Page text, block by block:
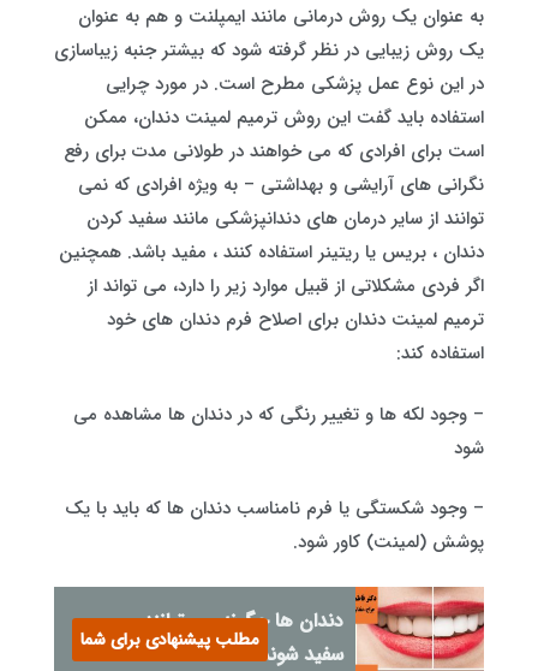
به عنوان یک روش درمانی مانند ایمپلنت و هم به عنوان
یک روش زیبایی در نظر گرفته شود که بیشتر جنبه زیباسازی
در این نوع عمل پزشکی مطرح است. در مورد چرایی
استفاده باید گفت این روش ترمیم لمینت دندان، ممکن
است برای افرادی که می خواهند در طولانی مدت برای رفع
نگرانی های آرایشی و بهداشتی – به ویژه افرادی که نمی
توانند از سایر درمان های دندانپزشکی مانند سفید کردن
دندان ، بریس یا ریتینر استفاده کنند ، مفید باشد. همچنین
اگر فردی مشکلاتی از قبیل موارد زیر را دارد، می تواند از
ترمیم لمینت دندان برای اصلاح فرم دندان های خود
استفاده کند:
– وجود لکه ها و تغییر رنگی که در دندان ها مشاهده می
شود
– وجود شکستگی یا فرم نامناسب دندان ها که باید با یک
پوشش (لمینت) کاور شود.
دندان ها چگونه می توانند
سفید شوند؟مطلب پیشنهادی برای شما